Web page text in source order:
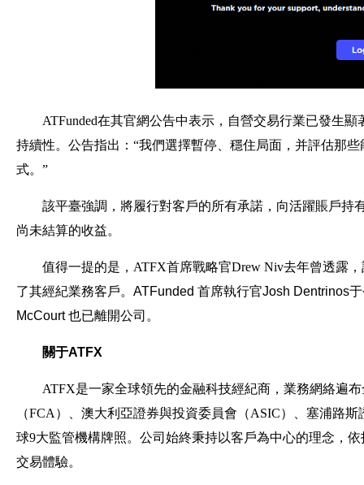
ATFunded在其官網公告中表示，自營交易行業已發生
持續性。公告指出：“我們選擇暫停、穩住局面，并評估那
式。”
該平臺強調，將履行對客戶的所有承諾，向活躍賬戶持
尚未結算的收益。
值得一提的是，ATFX首席戰略官Drew Niv去年曾透露
了其經紀業務客戶。 ATFunded 首席執行官Josh Dentrinos
McCourt 也已離開公司。
關于ATFX
ATFX是一家全球領先的金融科技經紀商，業務網絡遍
（FCA）、澳大利亞證券與投資委員會（ASIC）、塞浦路
球9大監管機構牌照。公司始終秉持以客戶為中心的理念，
交易體驗。